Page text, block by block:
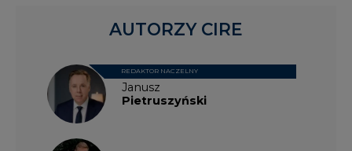
Janusz
Pietruszyński
REDAKTOR NACZELNY
AUTORZY CIRE